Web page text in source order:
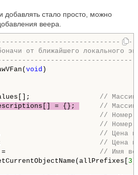
добавлять стало просто, можно
веера.
от ближайшего локального
void )
// Массив
= {};
// Массив
// Номер
// Номер
// Цена
// Цена
= // Имя
3